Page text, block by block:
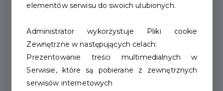
Znamy zwycięzców
elementów serwisu do swoich ulubionych.
Administrator wykorzystuje Pliki cookie
Zewnętrzne w następujących celach:
Prezentowanie treści multimedialnych w
Serwisie, które są pobierane z zewnętrznych
serwisów internetowych